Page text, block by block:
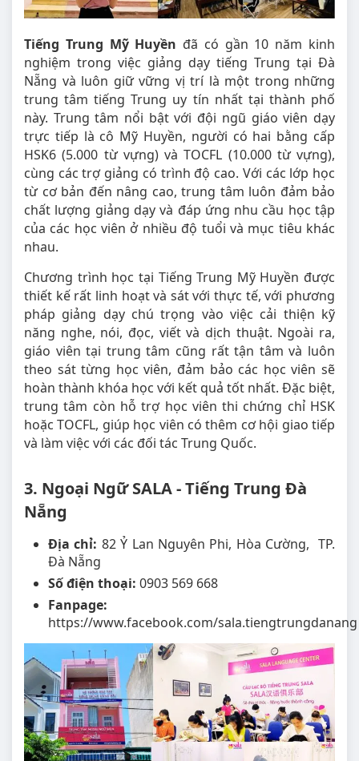
Tiếng Trung Mỹ Huyền đã có gần 10 năm kinh
nghiệm trong việc giảng dạy tiếng Trung tại Đà
Nẵng và luôn giữ vững vị trí là một trong những
trung tâm tiếng Trung uy tín nhất tại thành phố
này. Trung tâm nổi bật với đội ngũ giáo viên dạy
trực tiếp là cô Mỹ Huyền, người có hai bằng cấp
HSK6 (5.000 từ vựng) và TOCFL (10.000 từ vựng),
cùng các trợ giảng có trình độ cao. Với các lớp học
từ cơ bản đến nâng cao, trung tâm luôn đảm bảo
chất lượng giảng dạy và đáp ứng nhu cầu học tập
của các học viên ở nhiều độ tuổi và mục tiêu khác
nhau.
Chương trình học tại Tiếng Trung Mỹ Huyền được
thiết kế rất linh hoạt và sát với thực tế, với phương
pháp giảng dạy chú trọng vào việc cải thiện kỹ
năng nghe, nói, đọc, viết và dịch thuật. Ngoài ra,
giáo viên tại trung tâm cũng rất tận tâm và luôn
theo sát từng học viên, đảm bảo các học viên sẽ
hoàn thành khóa học với kết quả tốt nhất. Đặc biệt,
trung tâm còn hỗ trợ học viên thi chứng chỉ HSK
hoặc TOCFL, giúp học viên có thêm cơ hội giao tiếp
và làm việc với các đối tác Trung Quốc.
3. Ngoại Ngữ SALA - Tiếng Trung Đà
Nẵng
Địa chỉ: 82 Ỷ Lan Nguyên Phi, Hòa Cường, TP.
Đà Nẵng
Số điện thoại: 0903 569 668
Fanpage:
https://www.facebook.com/sala.tiengtrungdanang